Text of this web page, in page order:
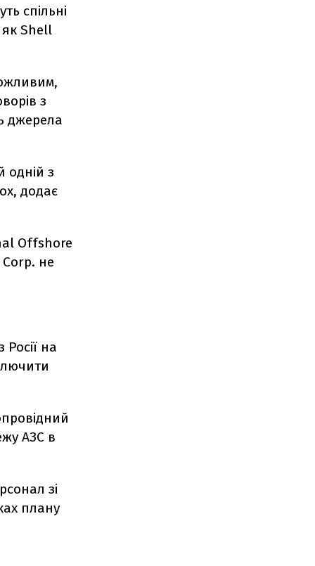
спільні
як Shell
з
джерела
одній з
додає
Offshore
не
на
АЗС в
зі
плану